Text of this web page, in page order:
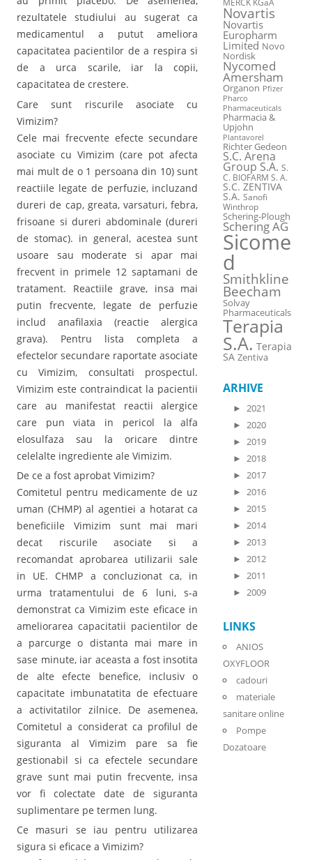
rezultatele studiului au sugerat ca
medicamentul a putut ameliora
capacitatea pacientilor de a respira si
de a urca scarile, iar la copii,
capacitatea de crestere.
Care sunt riscurile asociate cu
Vimizim?
Cele mai frecvente efecte secundare
asociate cu Vimizim (care pot afecta
mai mult de o 1 persoana din 10) sunt
reactiile legate de perfuzie, incluzand
dureri de cap, greata, varsaturi, febra,
frisoane si dureri abdominale (dureri
de stomac). in general, acestea sunt
usoare sau moderate si apar mai
frecvent in primele 12 saptamani de
tratament. Reactiile grave, insa mai
putin frecvente, legate de perfuzie
includ anafilaxia (reactie alergica
grava). Pentru lista completa a
efectelor secundare raportate asociate
cu Vimizim, consultati prospectul.
Vimizim este contraindicat la pacientii
care au manifestat reactii alergice
care pun viata in pericol la alfa
elosulfaza sau la oricare dintre
celelalte ingrediente ale Vimizim.
De ce a fost aprobat Vimizim?
Comitetul pentru medicamente de uz
uman (CHMP) al agentiei a hotarat ca
beneficiile Vimizim sunt mai mari
decat riscurile asociate si a
recomandat aprobarea utilizarii sale
in UE. CHMP a concluzionat ca, in
urma tratamentului de 6 luni, s-a
demonstrat ca Vimizim este eficace in
ameliorarea capacitatii pacientilor de
a parcurge o distanta mai mare in
sase minute, iar aceasta a fost insotita
de alte efecte benefice, inclusiv o
capacitate imbunatatita de efectuare
a activitatilor zilnice. De asemenea,
Comitetul a considerat ca profilul de
siguranta al Vimizim pare sa fie
gestionabil si ca efectele secundare
grave sunt mai putin frecvente, insa
vor fi colectate date de siguranta
suplimentare pe termen lung.
Ce masuri se iau pentru utilizarea
sigura si eficace a Vimizim?
MERCK KGaA
Novartis
Novartis
Europharm
Limited Novo
Nordisk
Nycomed
Amersham
Organon Pfizer
Pharco
Pharmaceuticals
Pharmacia &
Upjohn
Plantavorel
Richter Gedeon
S.C. Arena
Group S.A. S.
C. BIOFARM S. A.
S.C. ZENTIVA
S.A. Sanofi
Winthrop
Schering-Plough
Schering AG
Sicome
d
Smithkline
Beecham
Solvay
Pharmaceuticals
Terapia
S.A. Terapia
SA Zentiva
ARHIVE
► 2021
► 2020
► 2019
► 2018
► 2017
► 2016
► 2015
► 2014
► 2013
► 2012
► 2011
► 2009
LINKS
ANIOS
OXYFLOOR
cadouri
materiale
sanitare online
Pompe
Dozatoare